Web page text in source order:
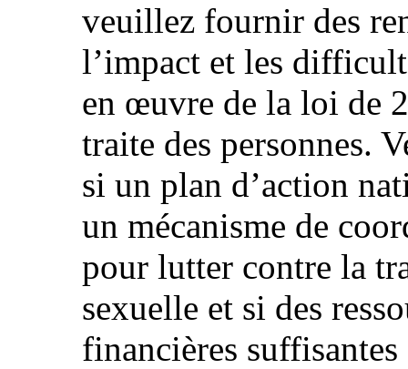
veuillez fournir des
l’impact et les
en œuvre de la loi de
traite des personnes.
si un plan d’action
un mécanisme de
pour lutter contre la
sexuelle et si des
financières